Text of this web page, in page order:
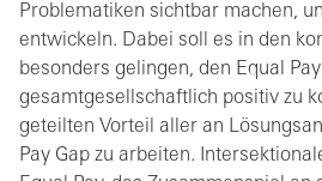
Problematiken sichtbar machen,
entwickeln. Dabei soll es in den
besonders gelingen, den Equal Pay
gesamtgesellschaftlich positiv zu
geteilten Vorteil aller an
Pay Gap zu arbeiten.